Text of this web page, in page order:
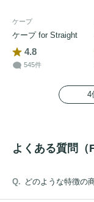
ケープ
ケープ for Straight
4.8
545件
4
よくある質問（
どのような特徴の